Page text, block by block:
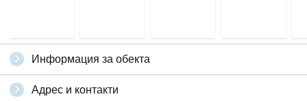
Информация за обекта
Адрес и контакти